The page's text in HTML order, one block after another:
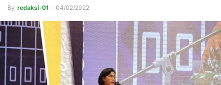
By redaksi-01 - 04/02/2022